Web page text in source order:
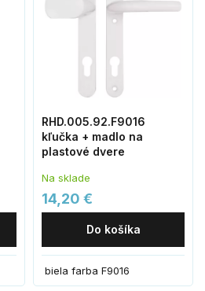
RHD.005.92.F9016
kľučka + madlo na
plastové dvere
Na sklade
14,20 €
Do košíka
biela farba F9016